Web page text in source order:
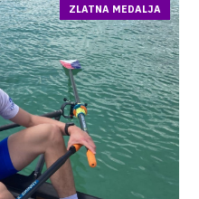
ZLATNA MEDALJA